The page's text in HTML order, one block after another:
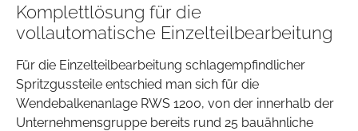
Komplettlösung für die
vollautomatische Einzelteilbearbeitung
Für die Einzelteilbearbeitung schlagempfindlicher
Spritzgussteile entschied man sich für die
Wendebalkenanlage RWS 1200, von der innerhalb der
Unternehmensgruppe bereits rund 25 bauähnliche